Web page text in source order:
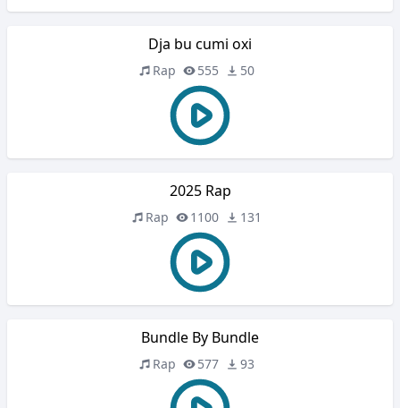
Dja bu cumi oxi
Rap 555 50
2025 Rap
Rap 1100 131
Bundle By Bundle
Rap 577 93